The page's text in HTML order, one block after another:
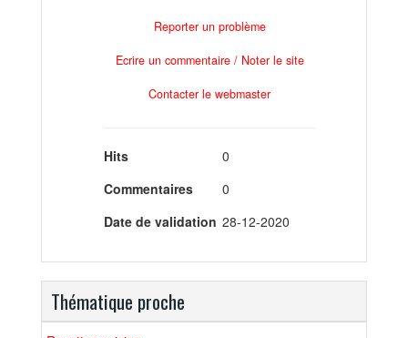
Reporter un problème
Ecrire un commentaire / Noter le site
Contacter le webmaster
Hits
0
Commentaires
0
Date de validation 28-12-2020
Thématique proche